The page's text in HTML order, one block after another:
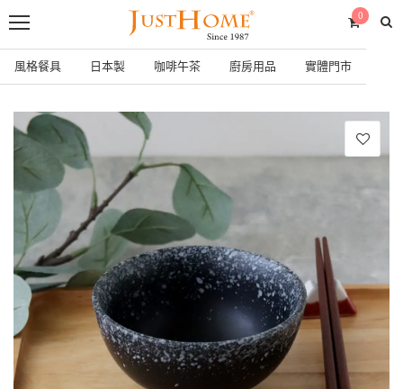
0
風格餐具 日本製 咖啡午茶 廚房用品 實體門市